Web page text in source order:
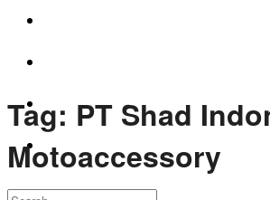
Bikers Cars
Tentang Kami
Tag: PT Shad
Motoaccessory